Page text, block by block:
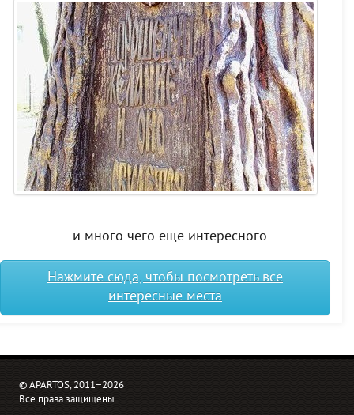
...и много чего еще интересного.
Нажмите сюда, чтобы посмотреть все
интересные места
© APARTOS, 2011−2026
Все права защищены